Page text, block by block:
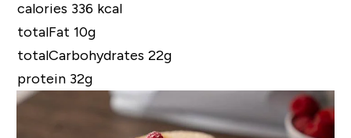
calories 336 kcal
totalFat 10g
totalCarbohydrates 22g
protein 32g